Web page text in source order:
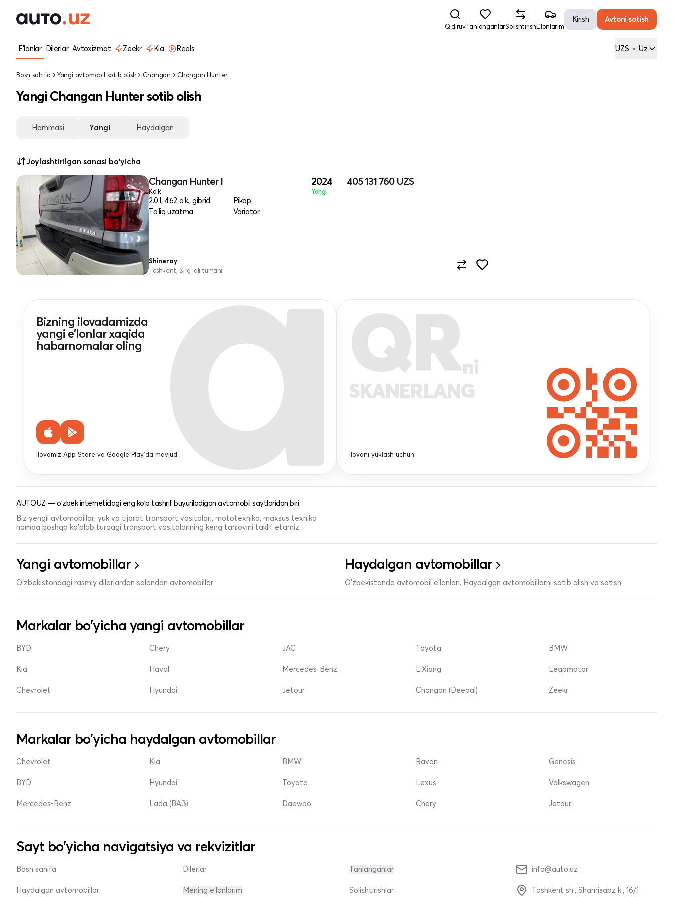
QidiruvTanlanganlarSolishtirishE'lonlarim
Kirish Avtoni sotish
E'lonlar Dilerlar Avtoxizmat Zeekr Kia Reels UZS • Uz
Bosh sahifa Yangi avtomobil sotib olish Changan Changan Hunter
Yangi Changan Hunter sotib olish
Hammasi Yangi Haydalgan
Joylashtirilgan sanasi bo'yicha
Changan Hunter I
Ko'k
2.0 l, 462 o.k., gibrid
Pikap
To'liq uzatma
Variator
2024
Yangi
405 131 760 UZS
Shineray
Toshkent, Sirg`ali tumani
Bizning ilovadamizda
yangi e'lonlar xaqida
habarnomalar oling
Ilovamiz App Store va Google Play'da mavjud
QRni
SKANERLANG
Ilovani yuklash uchun
AUTO.UZ — o'zbek internetidagi eng ko'p tashrif buyuriladigan avtomobil saytlaridan biri
Biz yengil avtomobillar, yuk va tijorat transport vositalari, mototexnika, maxsus texnika
hamda boshqa ko'plab turdagi transport vositalarining keng tanlovini taklif etamiz
Yangi avtomobillar
O'zbekistondagi rasmiy dilerlardan salondan avtomobillar
Haydalgan avtomobillar
O'zbekistonda avtomobil e’lonlari. Haydalgan avtomobillarni sotib olish va sotish
Markalar bo'yicha yangi avtomobillar
BYD
Kia
Chevrolet
Chery
Haval
Hyundai
JAC
Mercedes-Benz
Jetour
Toyota
LiXiang
Changan (Deepal)
BMW
Leapmotor
Zeekr
Markalar bo'yicha haydalgan avtomobillar
Chevrolet
BYD
Mercedes-Benz
Kia
Hyundai
Lada (ВАЗ)
BMW
Toyota
Daewoo
Ravon
Lexus
Chery
Genesis
Volkswagen
Jetour
Sayt bo'yicha navigatsiya va rekvizitlar
Bosh sahifa
Haydalgan avtomobillar
Dilerlar
Mening e'lonlarim
Tanlanganlar
Solishtirishlar
info@auto.uz
Toshkent sh., Shahrisabz k., 16/1